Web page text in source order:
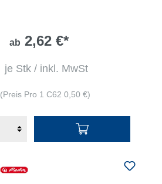
ab 2,62 €*
je Stk / inkl. MwSt
(Preis Pro 1 C62 0,50 €)